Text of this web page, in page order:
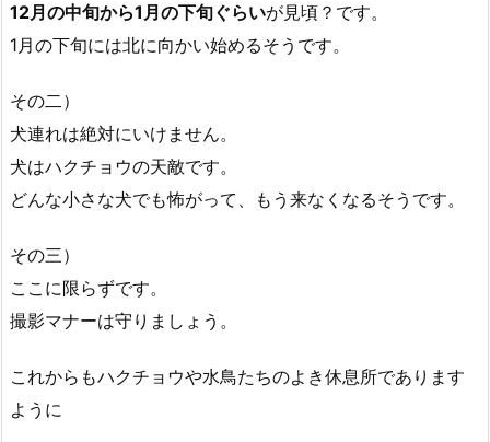
12月の中旬から1月の下旬ぐらいが見頃？です。
1月の下旬には北に向かい始めるそうです。
その二）
犬連れは絶対にいけません。
犬はハクチョウの天敵です。
どんな小さな犬でも怖がって、もう来なくなるそうです。
その三）
ここに限らずです。
撮影マナーは守りましょう。
これからもハクチョウや水鳥たちのよき休息所であります
ように